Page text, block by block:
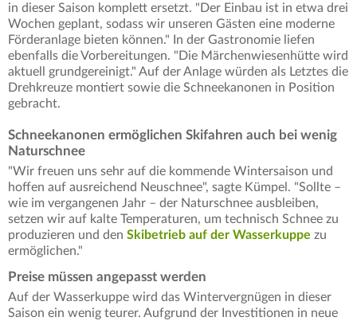
in dieser Saison komplett ersetzt. "Der Einbau ist in etwa drei
Wochen geplant, sodass wir unseren Gästen eine moderne
Förderanlage bieten können." In der Gastronomie liefen
ebenfalls die Vorbereitungen. "Die Märchenwiesenhütte wird
aktuell grundgereinigt." Auf der Anlage würden als Letztes die
Drehkreuze montiert sowie die Schneekanonen in Position
gebracht.
Schneekanonen ermöglichen Skifahren auch bei wenig
Naturschnee
"Wir freuen uns sehr auf die kommende Wintersaison und
hoffen auf ausreichend Neuschnee", sagte Kümpel. "Sollte –
wie im vergangenen Jahr – der Naturschnee ausbleiben,
setzen wir auf kalte Temperaturen, um technisch Schnee zu
produzieren und den Skibetrieb auf der Wasserkuppe zu
ermöglichen."
Preise müssen angepasst werden
Auf der Wasserkuppe wird das Wintervergnügen in dieser
Saison ein wenig teurer. Aufgrund der Investitionen in neue